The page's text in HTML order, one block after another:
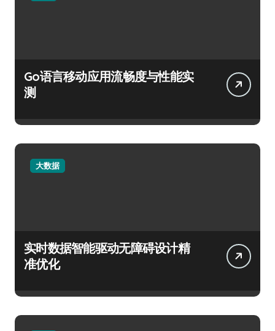
Go语言移动应用流畅度与性能实
测
大数据
实时数据智能驱动无障碍设计精
准优化